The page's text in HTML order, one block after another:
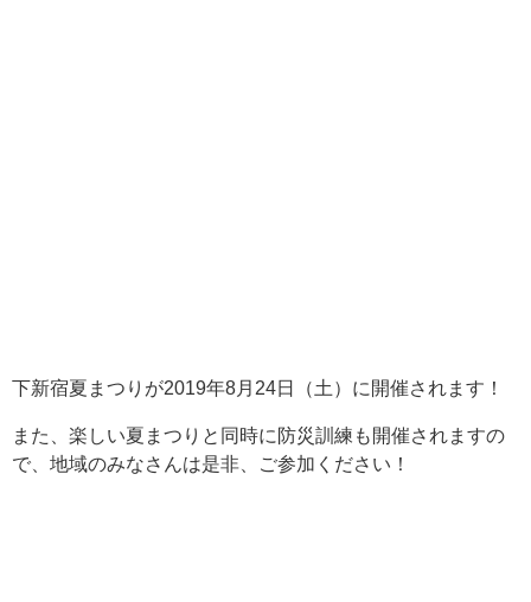
下新宿夏まつりが2019年8月24日（土）に開催されます！
また、楽しい夏まつりと同時に防災訓練も開催されますの
で、地域のみなさんは是非、ご参加ください！